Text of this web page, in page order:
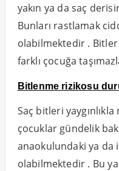
yakın ya da saç
Bunları rastlamak
olabilmektedir . Bitler
farklı çocuğa
Bitlenme rizikosu
Saç bitleri
çocuklar gündelik
anaokulundaki ya da
olabilmektedir . Bu